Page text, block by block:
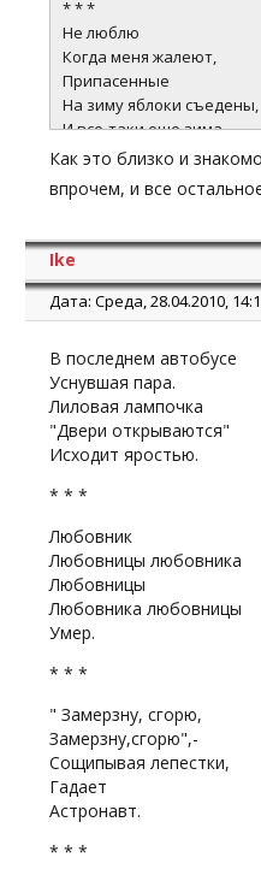
* * *
Не люблю
Когда меня жалеют,
Припасенные
На зиму яблоки съедены,
И все-таки еще зима.
Как это близко и
впрочем, и все
Ike
Дата: Среда, 28.04.2010,
В последнем автобусе
Уснувшая пара.
Лиловая лампочка
"Двери открываются"
Исходит яростью.
* * *
Любовник
Любовницы любовника
Любовницы
Любовника любовницы
Умер.
* * *
" Замерзну, сгорю,
Замерзну,сгорю",-
Сощипывая лепестки,
Гадает
Астронавт.
* * *